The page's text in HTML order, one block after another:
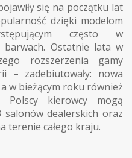
się na początku lat
dzięki modelom
często w
barwach. Ostatnie lata w
rozszerzenia gamy
– zadebiutowały: nowa
w bieżącym roku również
Polscy kierowcy mogą
dealerskich oraz
terenie całego kraju.